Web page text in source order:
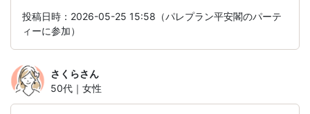
投稿日時：2026-05-25 15:58（パレプラン平安閣のパーテ
ィーに参加）
さくらさん
50代｜女性